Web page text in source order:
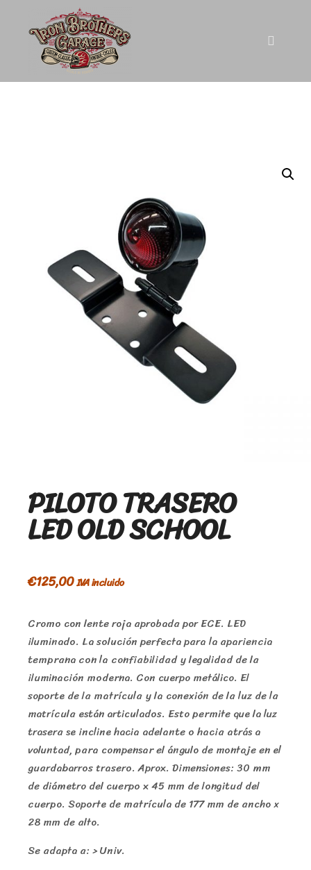
PILOTO TRASERO
LED OLD SCHOOL
€125,00IVA incluido
Cromo con lente roja aprobada por ECE. LED
iluminado. La solución perfecta para la apariencia
temprana con la confiabilidad y legalidad de la
iluminación moderna. Con cuerpo metálico. El
soporte de la matrícula y la conexión de la luz de la
matrícula están articulados. Esto permite que la luz
trasera se incline hacia adelante o hacia atrás a
voluntad, para compensar el ángulo de montaje en el
guardabarros trasero. Aprox. Dimensiones: 30 mm
de diámetro del cuerpo x 45 mm de longitud del
cuerpo. Soporte de matrícula de 177 mm de ancho x
28 mm de alto.
Se adapta a: > Univ.